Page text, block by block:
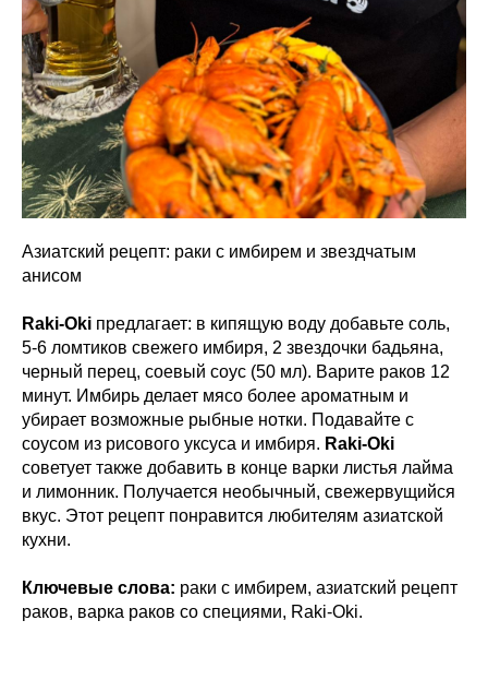
Азиатский рецепт: раки с имбирем и звездчатым
анисом
Raki-Oki предлагает: в кипящую воду добавьте соль,
5-6 ломтиков свежего имбиря, 2 звездочки бадьяна,
черный перец, соевый соус (50 мл). Варите раков 12
минут. Имбирь делает мясо более ароматным и
убирает возможные рыбные нотки. Подавайте с
соусом из рисового уксуса и имбиря. Raki-Oki
советует также добавить в конце варки листья лайма
и лимонник. Получается необычный, свежервущийся
вкус. Этот рецепт понравится любителям азиатской
кухни.
Ключевые слова: раки с имбирем, азиатский рецепт
раков, варка раков со специями, Raki-Oki.